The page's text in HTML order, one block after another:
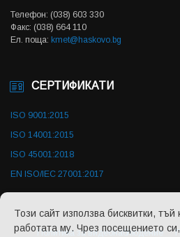
Телефон: (038) 603 330
Факс: (038) 664 110
Ел. поща: kmet@haskovo.bg
СЕРТИФИКАТИ
ISO 9001:2015
ISO 14001:2015
ISO 45001:2018
EN ISO/IEC 27001:2017
Политика за видеонаблюдение
Този сайт използва бисквитки, тъй
работата му. Чрез посещението